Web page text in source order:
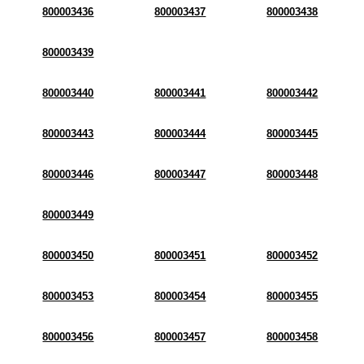
800003436 800003437 800003438
800003439
800003440 800003441 800003442
800003443 800003444 800003445
800003446 800003447 800003448
800003449
800003450 800003451 800003452
800003453 800003454 800003455
800003456 800003457 800003458